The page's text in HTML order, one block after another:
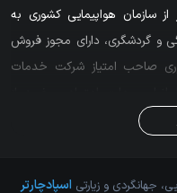
از سازمان هواپیمایی کشوری به
فرهنگی و گردشگری، دارای مجوز فروش
صاحب امتیاز شرکت خدمات
جامع ترین سایت خرید بلیط
جهانگردی و زیارتی اسپادچارتر